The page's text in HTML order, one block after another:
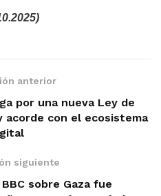
anterior
por una nueva Ley de
acorde con el ecosistema
siguiente
sobre Gaza fue